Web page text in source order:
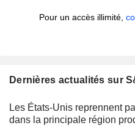
Pour un accès illimité,
Dernières actualités sur
Les États-Unis reprennent
dans la principale région